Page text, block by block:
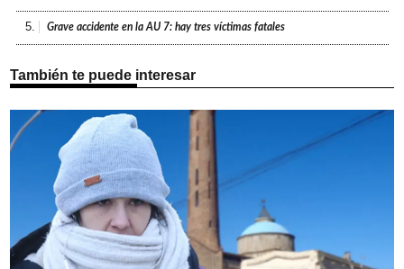
5. Grave accidente en la AU 7: hay tres víctimas fatales
También te puede interesar